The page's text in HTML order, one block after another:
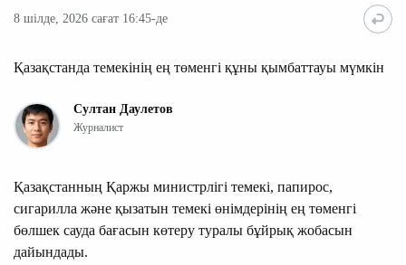
8 шілде, 2026 сағат 16:45-де
Қазақстанда темекінің ең төменгі құны қымбаттауы мүмкін
Султан Даулетов
Журналист
Қазақстанның Қаржы министрлігі темекі, папирос,
сигарилла және қызатын темекі өнімдерінің ең төменгі
бөлшек сауда бағасын көтеру туралы бұйрық жобасын
дайындады.